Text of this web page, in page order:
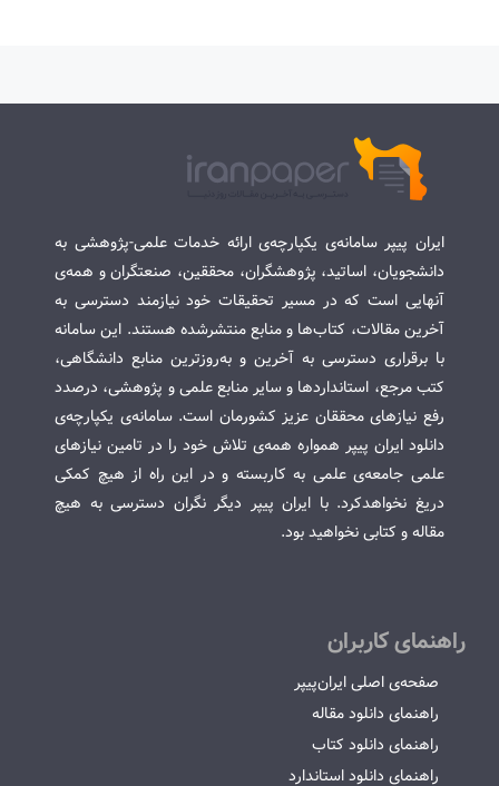
ایران پیپر سامانه‌ی یکپارچه‌ی ارائه خدمات علمی-پژوهشی به
دانشجویان، اساتید، پژوهشگران، محققین، صنعتگران و همه‌ی
آنهایی است که در مسیر تحقیقات خود نیازمند دسترسی به
آخرین مقالات، کتاب‌ها و منابع منتشرشده هستند. این سامانه
با برقراری دسترسی به آخرین و به‌روزترین منابع دانشگاهی،
کتب مرجع، استانداردها و سایر منابع علمی و پژوهشی، درصدد
رفع نیازهای محققان عزیز کشورمان است. سامانه‌ی یکپارچه‌ی
دانلود ایران پیپر همواره همه‌ی تلاش خود را در تامین نیازهای
علمی جامعه‌ی علمی به کاربسته و در این راه از هیچ کمکی
دریغ نخواهدکرد. با ایران پیپر دیگر نگران دسترسی به هیچ
مقاله و کتابی نخواهید بود.
راهنمای کاربران
صفحه‌ی اصلی ایران‌پیپر
راهنمای دانلود مقاله
راهنمای دانلود کتاب
راهنمای دانلود استاندارد